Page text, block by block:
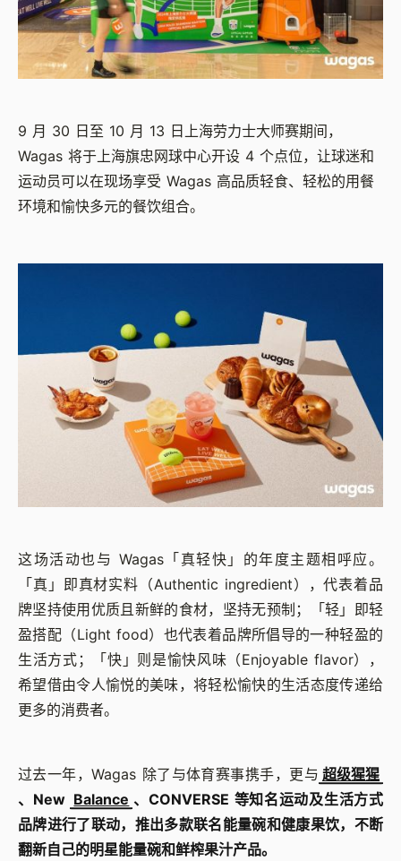
9 月 30 日至 10 月 13 日上海劳力士大师赛期间，
Wagas 将于上海旗忠网球中心开设 4 个点位，让球迷和
运动员可以在现场享受 Wagas 高品质轻食、轻松的用餐
环境和愉快多元的餐饮组合。
这场活动也与 Wagas「真轻快」的年度主题相呼应。
「真」即真材实料（Authentic ingredient），代表着品
牌坚持使用优质且新鲜的食材，坚持无预制；「轻」即轻
盈搭配（Light food）也代表着品牌所倡导的一种轻盈的
生活方式；「快」则是愉快风味（Enjoyable flavor），
希望借由令人愉悦的美味，将轻松愉快的生活态度传递给
更多的消费者。
过去一年，Wagas 除了与体育赛事携手，更与 超级猩猩
、New Balance 、CONVERSE 等知名运动及生活方式
品牌进行了联动，推出多款联名能量碗和健康果饮，不断
翻新自己的明星能量碗和鲜榨果汁产品。